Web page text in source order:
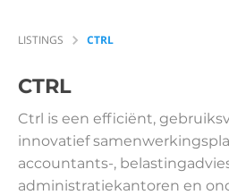
LISTINGS CTRL
CTRL
Ctrl is een efficiënt,
innovatief
accountants-,
administratiekantoren en